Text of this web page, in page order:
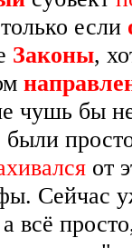
если
Законы,
чушь бы
были
от
Сейчас
всё